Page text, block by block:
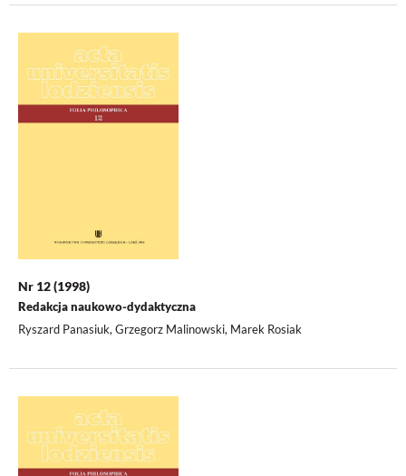
Nr 12 (1998)
Redakcja naukowo-dydaktyczna
Ryszard Panasiuk, Grzegorz Malinowski, Marek Rosiak